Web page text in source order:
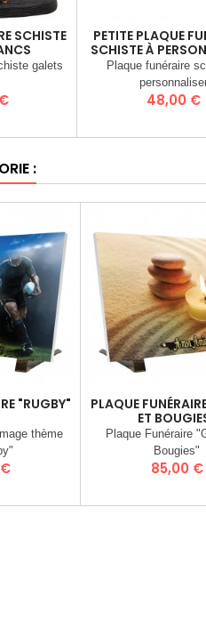
SCHISTE
galets
PETITE PLAQUE
SCHISTE À
Plaque funéraire
Prix
48,00 €
:
"RUGBY"
thème
PLAQUE
ET
Plaque Funéraire
Bougies"
Prix
85,00 €